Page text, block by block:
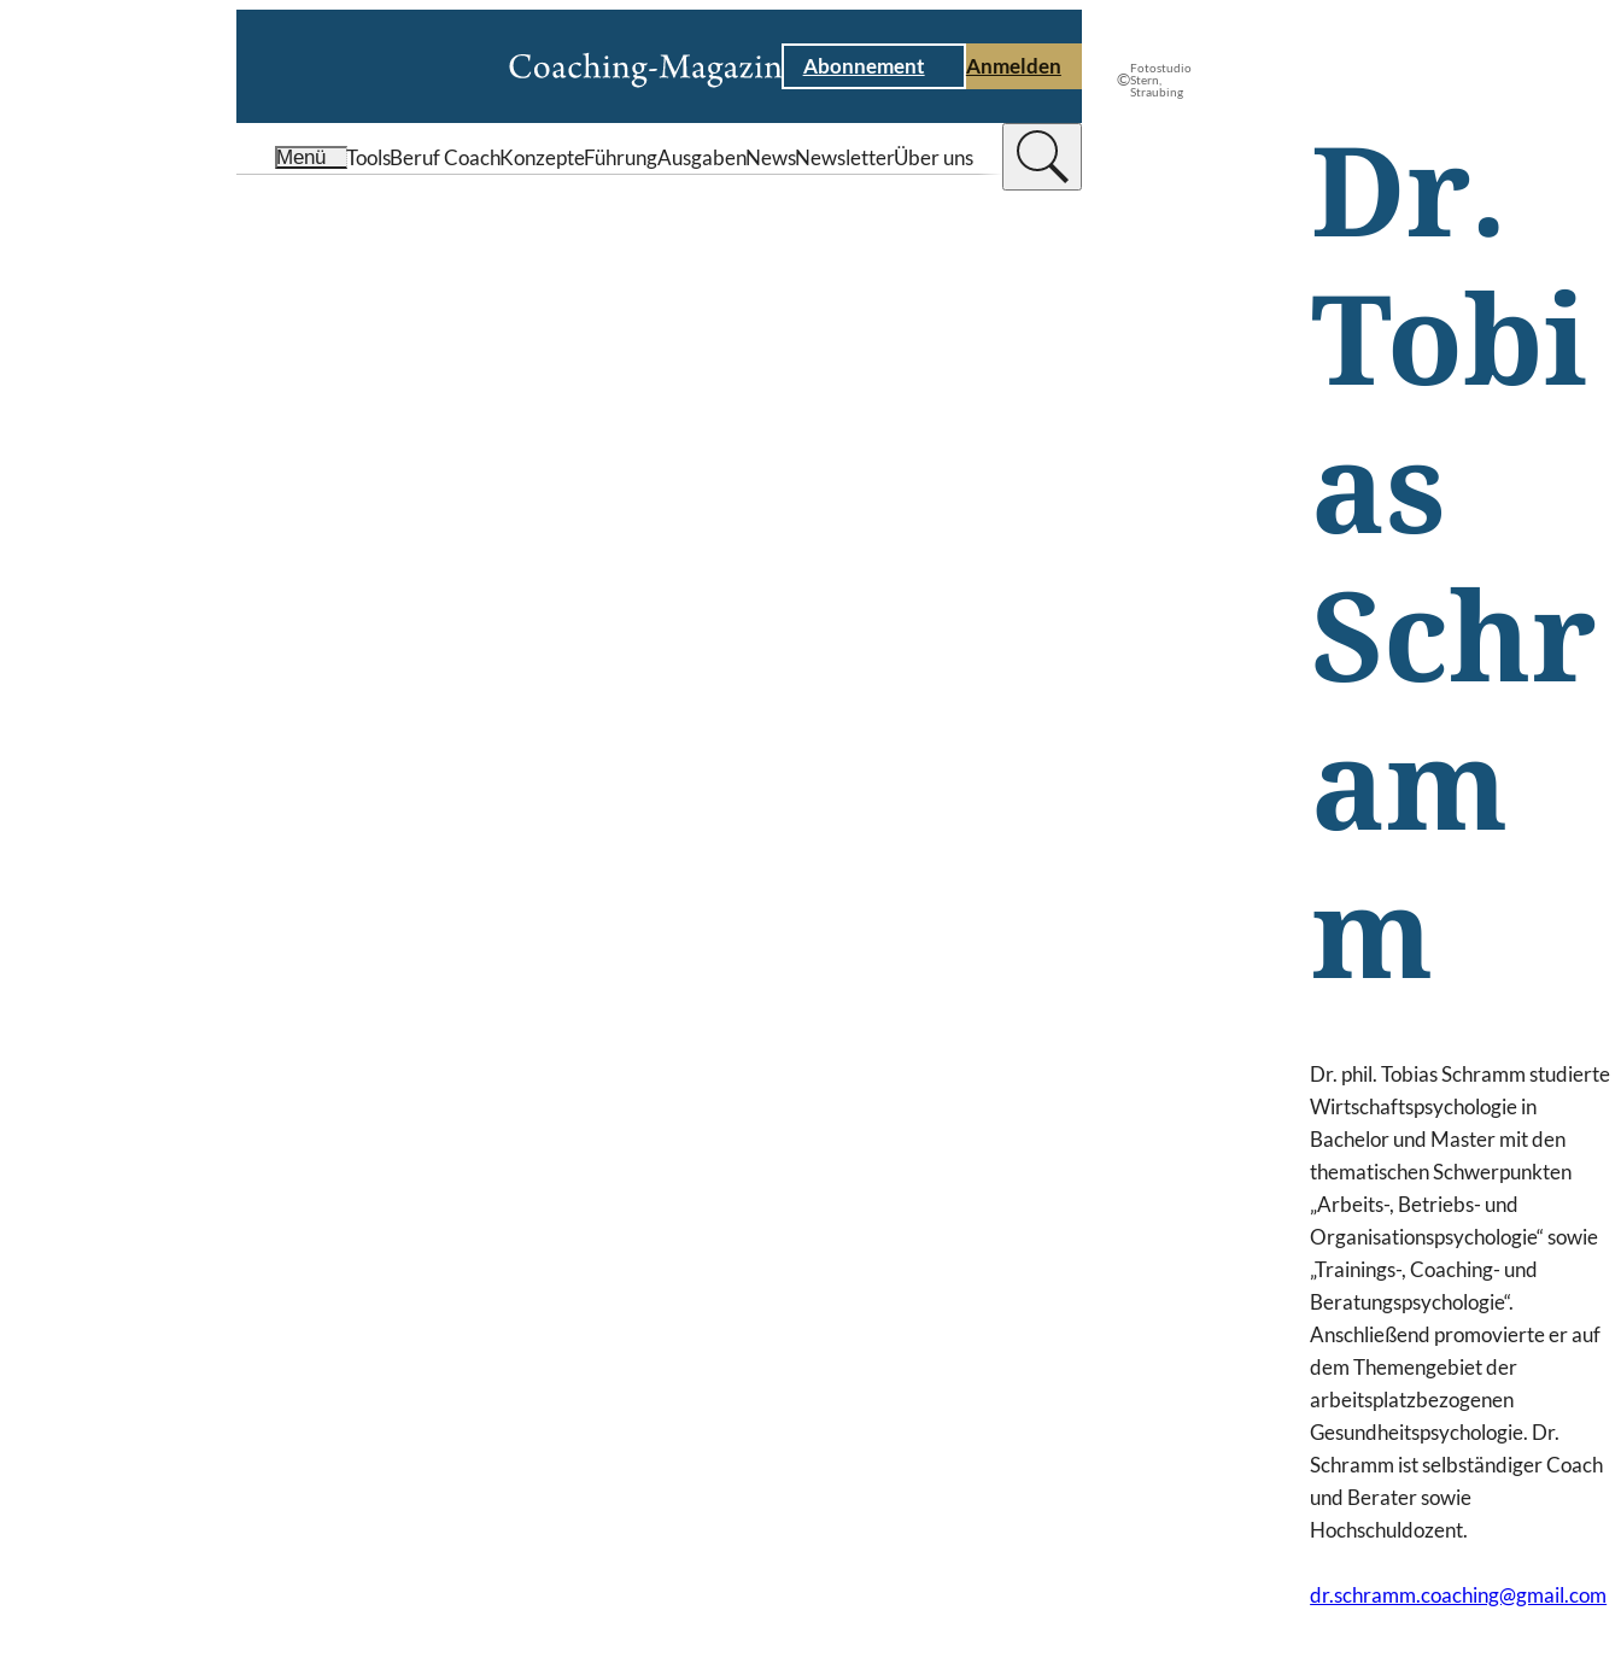
Abonnement Anmelden
Menü ToolsBeruf CoachKonzepteFührungAusgabenNewsNewsletterÜber uns
©
Fotostudio
Stern,
Straubing
Dr.
Tobi
as
Schr
am
m
Dr. phil. Tobias Schramm studierte
Wirtschaftspsychologie in
Bachelor und Master mit den
thematischen Schwerpunkten
„Arbeits-, Betriebs- und
Organisationspsychologie“ sowie
„Trainings-, Coaching- und
Beratungspsychologie“.
Anschließend promovierte er auf
dem Themengebiet der
arbeitsplatzbezogenen
Gesundheitspsychologie. Dr.
Schramm ist selbständiger Coach
und Berater sowie
Hochschuldozent.
dr.schramm.coaching@gmail.com